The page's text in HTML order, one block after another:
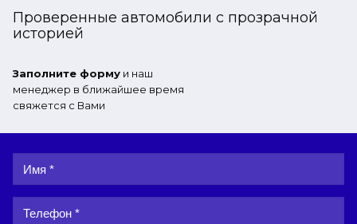
Проверенные автомобили с прозрачной
историей
Заполните форму и наш
менеджер в ближайшее время
свяжется с Вами